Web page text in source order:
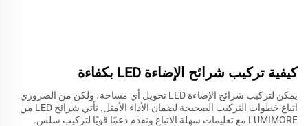
كيفية تركيب شرائح الإضاءة LED بكفاءة
يمكن لتركيب شرائح الإضاءة LED تحويل أي مساحة، ولكن من الضروري
اتباع خطوات التركيب الصحيحة لضمان الأداء الأمثل. تأتي شرائح LED من
LUMIMORE مع تعليمات سهلة الاتباع وتقدم دعمًا قويًا لتركيب سلس.